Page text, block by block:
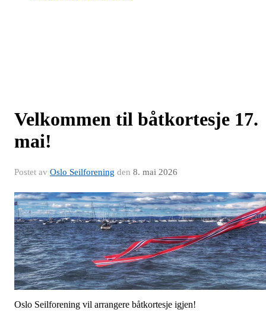
Velkommen til båtkortesje 17.
mai!
Postet av Oslo Seilforening den 8. mai 2026
Oslo Seilforening vil arrangere båtkortesje igjen!